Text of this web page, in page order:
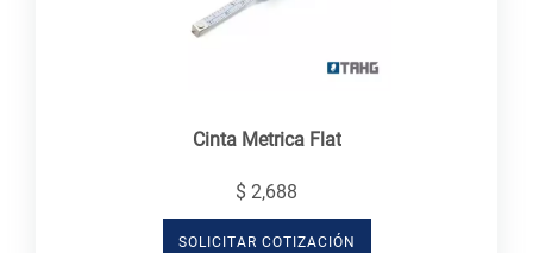
Cinta Metrica Flat
$ 2,688
SOLICITAR COTIZACIÓN